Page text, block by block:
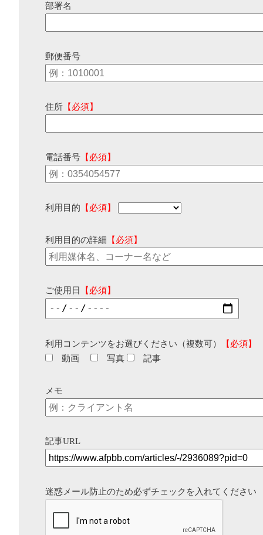
部署名
郵便番号
住所 【必須】
電話番号 【必須】
利用目的 【必須】
利用目的の詳細 【必須】
ご使用日 【必須】
利用コンテンツをお選びください（複数可）
【必須】
動画
写真 記事
メモ
記事URL
迷惑メール防止のため必ずチェックを入れてください